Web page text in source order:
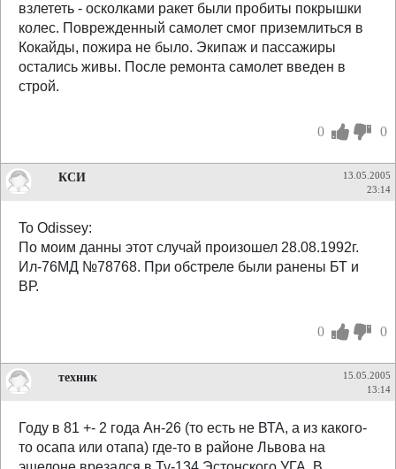
взлететь - осколками ракет были пробиты покрышки
колес. Поврежденный самолет смог приземлиться в
Кокайды, пожира не было. Экипаж и пассажиры
остались живы. После ремонта самолет введен в
строй.
0 0
КСИ
13.05.2005
23:14
To Odissey:
По моим данны этот случай произошел 28.08.1992г.
Ил-76МД №78768. При обстреле были ранены БТ и
ВР.
0 0
техник
15.05.2005
13:14
Году в 81 +- 2 года Ан-26 (то есть не ВТА, а из какого-
то осапа или отапа) где-то в районе Львова на